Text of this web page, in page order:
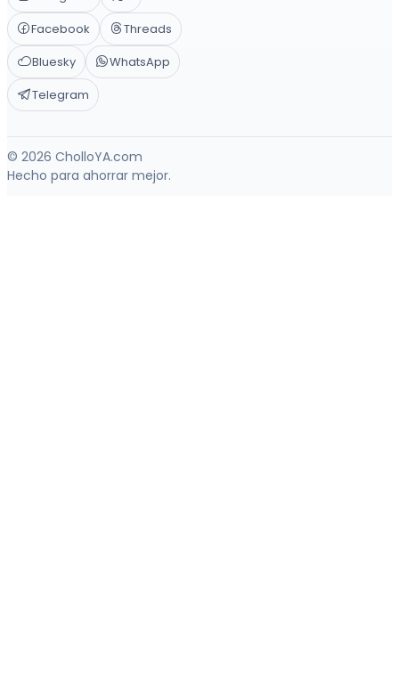
Facebook
Threads
Bluesky
WhatsApp
Telegram
© 2026 CholloYA.com
Hecho para ahorrar mejor.